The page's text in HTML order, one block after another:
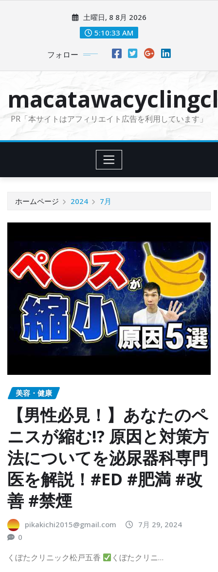
に
土曜日, 8 8月 2026
5:10:36 AM
フォロー
PR「本サイトはアフィリエイト広告を利用しています」
ホームページ 2024 7月
美容・健康
【男性必見！】あなたのペ
ニスが縮む!? 原因と対策方
法についてを泌尿器科専門
医を解説！#ED #肥満 #改
善 #禁煙
pikakichi2015@gmail.com
7月 29, 2024
0
くぼたクリニック松戸五香 くぼたクリニ…